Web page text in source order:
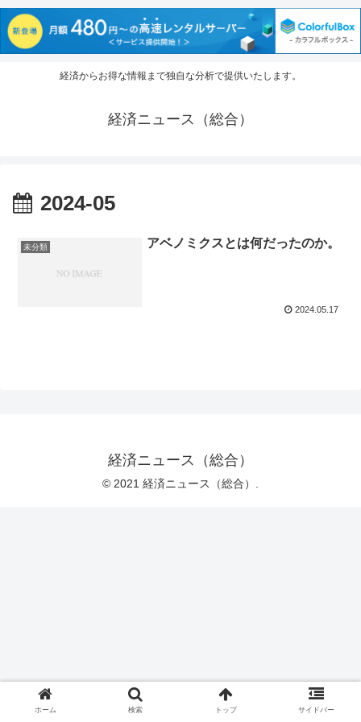
経済からお得な情報まで独自な分析で提供いたします。
経済ニュース（総合）
2024-05
未分類 アベノミクスとは何だったのか。
2024.05.17
経済ニュース（総合）
© 2021 経済ニュース（総合）.
ホーム 検索 トップ サイドバー